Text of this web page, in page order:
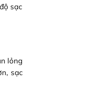
sạc
lỏng
sạc